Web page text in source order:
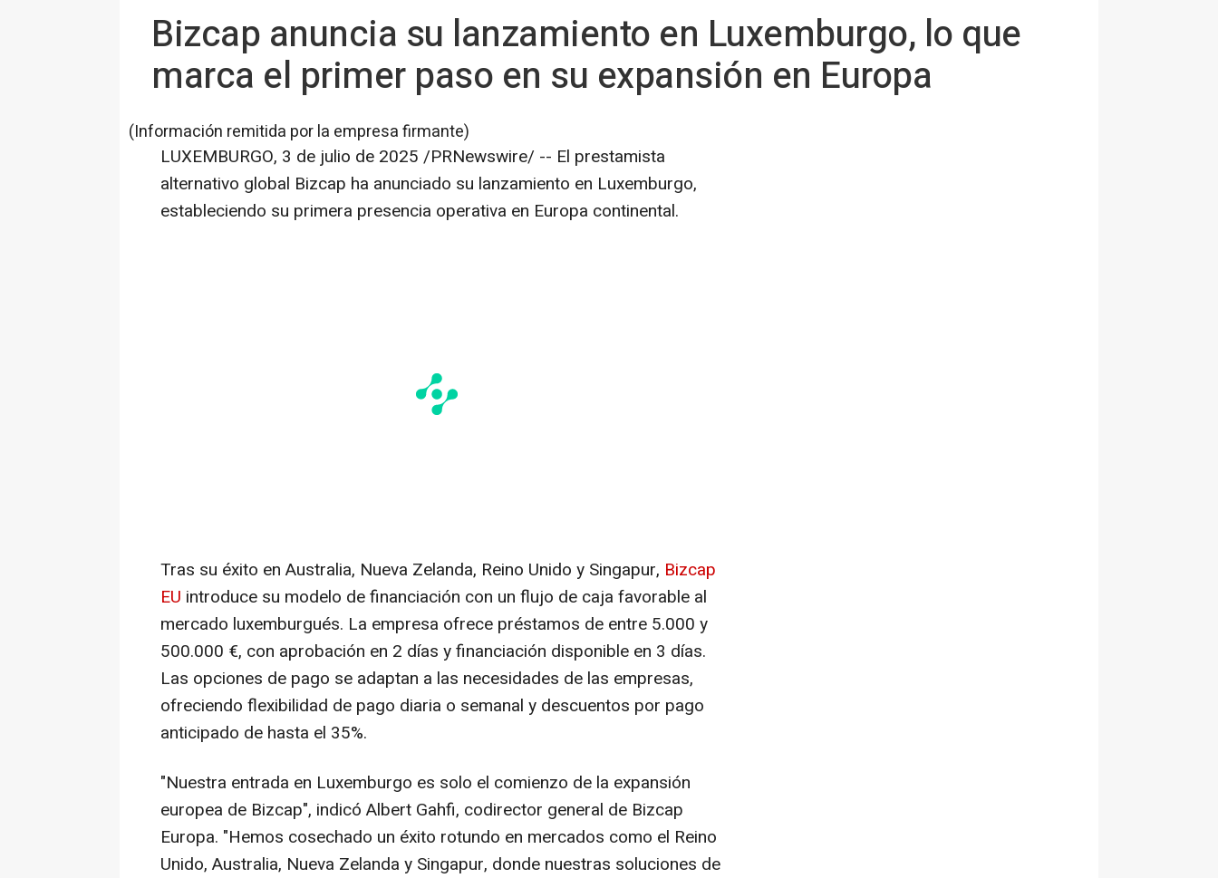
Bizcap anuncia su lanzamiento en Luxemburgo, lo que
marca el primer paso en su expansión en Europa
(Información remitida por la empresa firmante)
LUXEMBURGO, 3 de julio de 2025 /PRNewswire/ -- El prestamista
alternativo global Bizcap ha anunciado su lanzamiento en Luxemburgo,
estableciendo su primera presencia operativa en Europa continental.
Tras su éxito en Australia, Nueva Zelanda, Reino Unido y Singapur, Bizcap
EU introduce su modelo de financiación con un flujo de caja favorable al
mercado luxemburgués. La empresa ofrece préstamos de entre 5.000 y
500.000 €, con aprobación en 2 días y financiación disponible en 3 días.
Las opciones de pago se adaptan a las necesidades de las empresas,
ofreciendo flexibilidad de pago diaria o semanal y descuentos por pago
anticipado de hasta el 35%.
"Nuestra entrada en Luxemburgo es solo el comienzo de la expansión
europea de Bizcap", indicó Albert Gahfi, codirector general de Bizcap
Europa. "Hemos cosechado un éxito rotundo en mercados como el Reino
Unido, Australia, Nueva Zelanda y Singapur, donde nuestras soluciones de